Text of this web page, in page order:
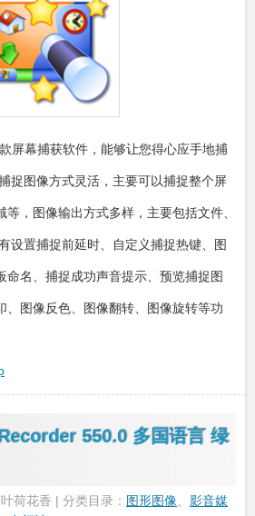
屏幕捕获软件，能够让您得心应手地捕
捉图像方式灵活，主要可以捕捉整个屏
，图像输出方式多样，主要包括文件、
设置捕捉前延时、自定义捕捉热键、图
命名、捕捉成功声音提示、预览捕捉图
、图像反色、图像翻转、图像旋转等功
550.0 多国语言 绿
荷花香 | 分类目录： 图形图像
影音媒